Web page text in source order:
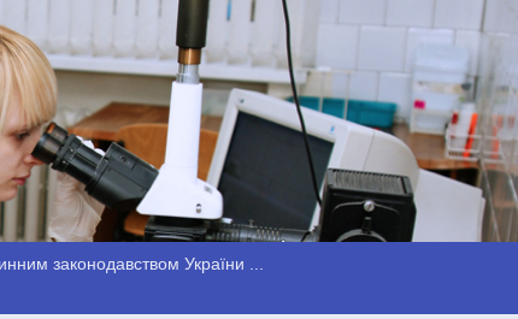
законодавством України ...